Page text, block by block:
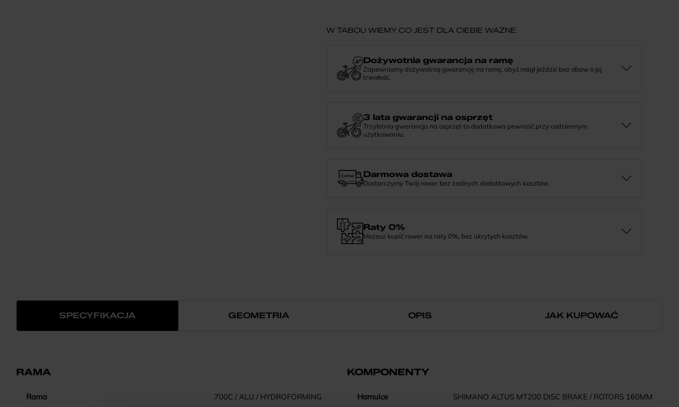
W TABOU WIEMY CO JEST DLA CIEBIE WAŻNE
Dożywotnia gwarancja na ramę
Zapewniamy dożywotnią gwarancję na ramę, abyś mógł jeździć bez obaw o jej
trwałość.
3 lata gwarancji na osprzęt
Trzyletnia gwarancja na osprzęt to dodatkowa pewność przy codziennym
użytkowaniu.
Darmowa dostawa
Dostarczymy Twój rower bez żadnych dodatkowych kosztów.
Raty 0%
Możesz kupić rower na raty 0%, bez ukrytych kosztów.
SPECYFIKACJA GEOMETRIA OPIS JAK KUPOWAĆ
RAMA
Rama 700C / ALU / HYDROFORMING
KOMPONENTY
Hamulce SHIMANO ALTUS MT200 DISC BRAKE / ROTORS 160MM